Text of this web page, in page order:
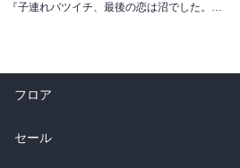
『子連れバツイチ、最後の恋は沼でした。』 新刊発売記念キャンペーン
フロア
総合
セール